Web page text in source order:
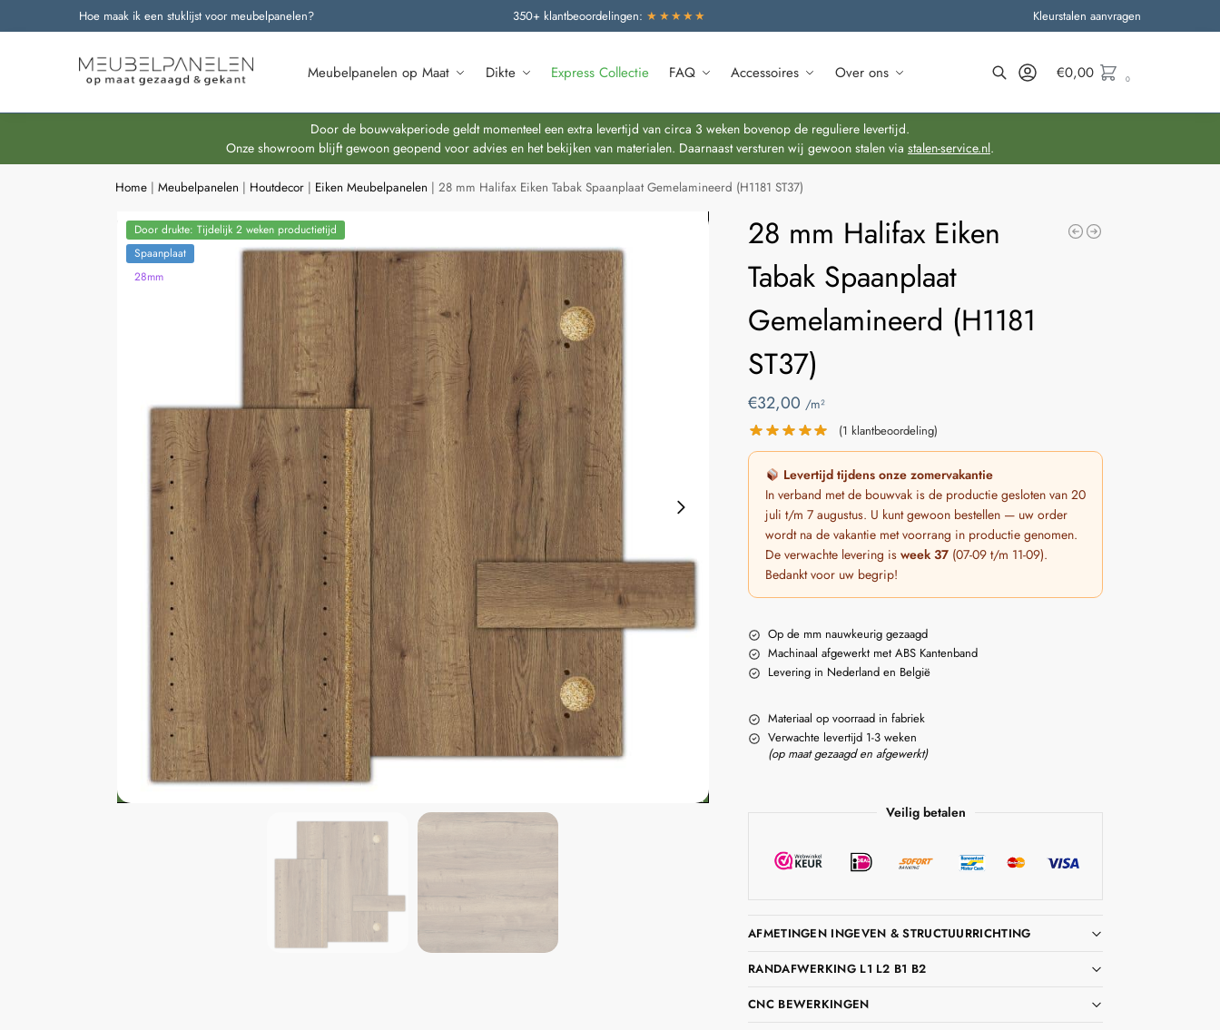
Hoe maak ik een stuklijst voor meubelpanelen? 350+ klantbeoordelingen: ★★★★★ Kleurstalen aanvragen
Meubelpanelen op Maat Dikte Express Collectie FAQ Accessoires Over ons
Onze nieuwste producten
€0,00 0
Door de bouwvakperiode geldt momenteel een extra levertijd van circa 3 weken bovenop de reguliere levertijd.
Onze showroom blijft gewoon geopend voor advies en het bekijken van materialen. Daarnaast versturen wij gewoon stalen via stalen-service.nl.
Home |Meubelpanelen | Houtdecor | Eiken Meubelpanelen |28 mm Halifax Eiken Tabak Spaanplaat Gemelamineerd (H1181 ST37)
Door drukte: Tijdelijk 2 weken productietijd
Spaanplaat
28mm
28 mm Halifax Eiken
Tabak Spaanplaat
Gemelamineerd (H1181
ST37)
€32,00 /m²
(1 klantbeoordeling)
Levertijd tijdens onze zomervakantie
In verband met de bouwvak is de productie gesloten van 20
juli t/m 7 augustus. U kunt gewoon bestellen — uw order
wordt na de vakantie met voorrang in productie genomen.
De verwachte levering isweek 37 (07-09 t/m 11-09).
Bedankt voor uw begrip!
Op de mm nauwkeurig gezaagd
Machinaal afgewerkt met ABS Kantenband
Levering in Nederland en België
Materiaal op voorraad in fabriek
Verwachte levertijd 1-3 weken
(op maat gezaagd en afgewerkt)
Veilig betalen
AFMETINGEN INGEVEN & STRUCTUURRICHTING
RANDAFWERKING L1 L2 B1 B2
CNC BEWERKINGEN